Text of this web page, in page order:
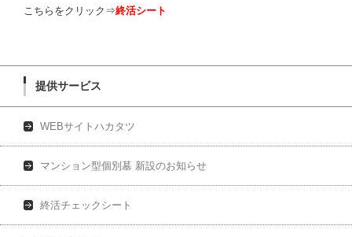
こちらをクリック⇒終活シート
提供サービス
WEBサイトハカタツ
マンション型個別墓 新設のお知らせ
終活チェックシート